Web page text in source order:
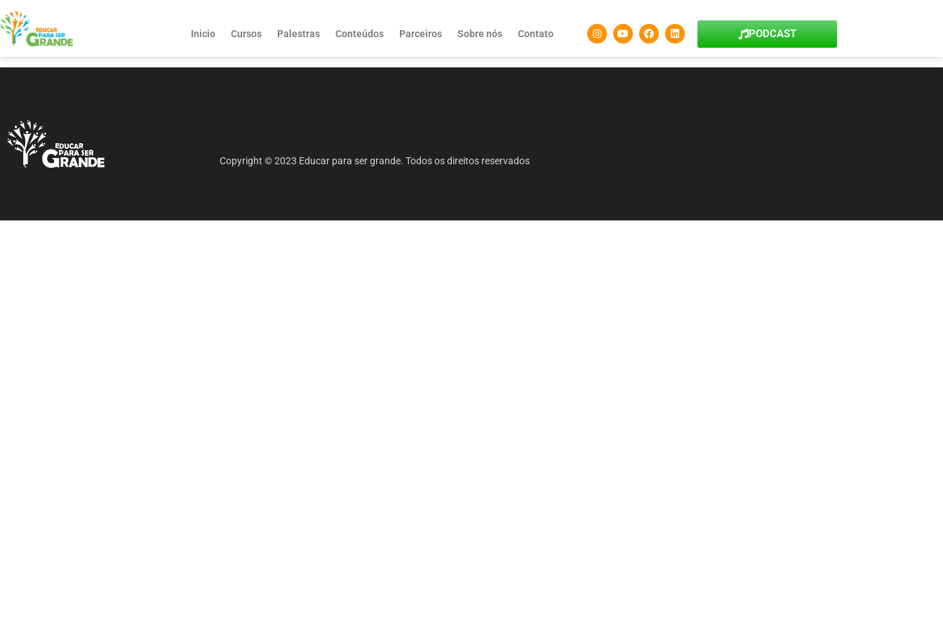
Inicio Cursos Palestras Conteúdos Parceiros Sobre nós Contato PODCAST
Copyright © 2023 Educar para ser grande. Todos os direitos reservados